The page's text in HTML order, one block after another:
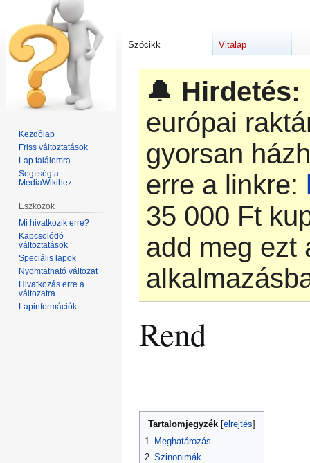
🔔 Hirdetés:
európai
gyorsan
erre a linkre:
‎35 000 Ft
add meg ezt
Rend
Tartalomjegyzék
1 Meghatározás
2 Szinonimák
Szócikk Vitalap
Kezdőlap
Friss változtatások
Lap találomra
Segítség a
MediaWikihez
Eszközök
Mi hivatkozik erre?
Kapcsolódó
változtatások
Speciális lapok
Nyomtatható változat
Hivatkozás erre a
változatra
Lapinformációk